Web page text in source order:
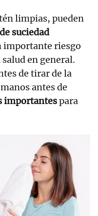
limpias, pueden
suciedad
importante riesgo
en general.
de tirar de la
antes de
importantespara